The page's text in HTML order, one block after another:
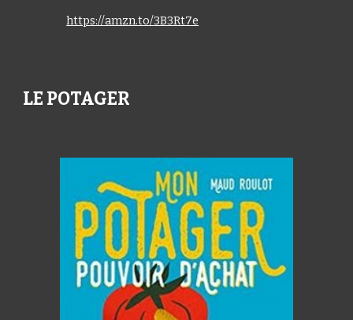
https://amzn.to/3B3Rt7e
LE POTAGER